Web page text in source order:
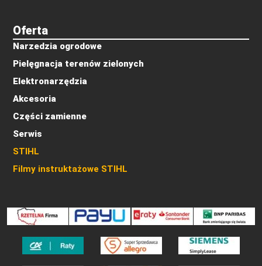
Oferta
Narzedzia ogrodowe
Pielęgnacja terenów zielonych
Elektronarzędzia
Akcesoria
Części zamienne
Serwis
STIHL
Filmy instruktażowe STIHL